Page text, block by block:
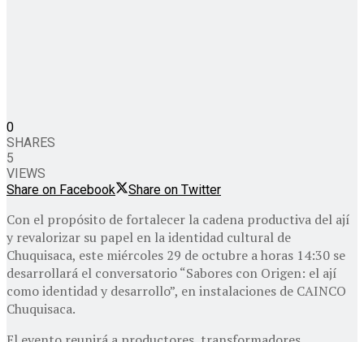
0
SHARES
5
VIEWS
Share on Facebook
Share on Twitter
Con el propósito de fortalecer la cadena productiva del ají
y revalorizar su papel en la identidad cultural de
Chuquisaca, este miércoles 29 de octubre a horas 14:30 se
desarrollará el conversatorio “Sabores con Origen: el ají
como identidad y desarrollo”, en instalaciones de CAINCO
Chuquisaca.